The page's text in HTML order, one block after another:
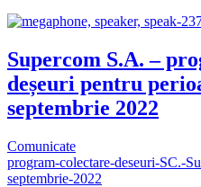
Supercom S.A. –
deșeuri pentru
septembrie 2022
Comunicate
program-colectare-deseuri-SC.-
septembrie-2022